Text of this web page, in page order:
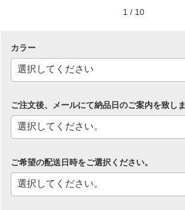
1 / 10
カラー
ご注文後、メールにて納品日のご案内を致し
ご希望の配送日時をご選択ください。